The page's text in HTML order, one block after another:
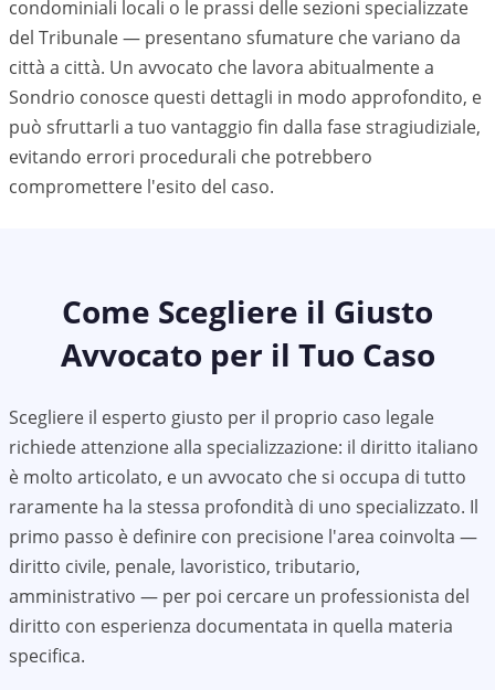
condominiali locali o le prassi delle sezioni specializzate
del Tribunale — presentano sfumature che variano da
città a città. Un avvocato che lavora abitualmente a
Sondrio conosce questi dettagli in modo approfondito, e
può sfruttarli a tuo vantaggio fin dalla fase stragiudiziale,
evitando errori procedurali che potrebbero
compromettere l'esito del caso.
Come Scegliere il Giusto
Avvocato per il Tuo Caso
Scegliere il esperto giusto per il proprio caso legale
richiede attenzione alla specializzazione: il diritto italiano
è molto articolato, e un avvocato che si occupa di tutto
raramente ha la stessa profondità di uno specializzato. Il
primo passo è definire con precisione l'area coinvolta —
diritto civile, penale, lavoristico, tributario,
amministrativo — per poi cercare un professionista del
diritto con esperienza documentata in quella materia
specifica.